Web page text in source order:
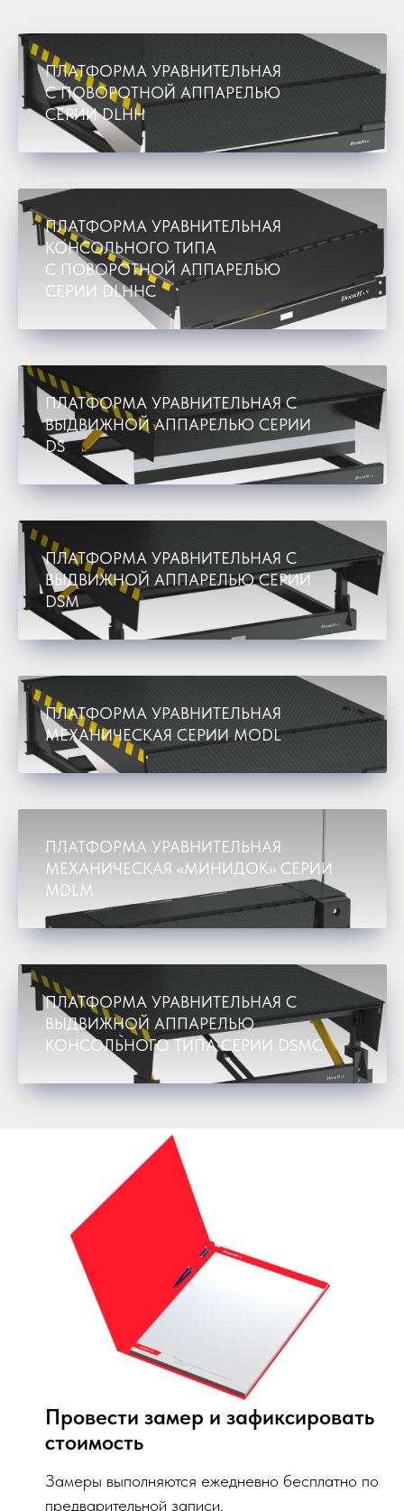
ПЛАТФОРМА УРАВНИТЕЛЬНАЯ
С ПОВОРОТНОЙ АППАРЕЛЬЮ
СЕРИИ DLHH
ПЛАТФОРМА УРАВНИТЕЛЬНАЯ
КОНСОЛЬНОГО ТИПА
С ПОВОРОТНОЙ АППАРЕЛЬЮ
СЕРИИ DLHHC
ПЛАТФОРМА УРАВНИТЕЛЬНАЯ С
ВЫДВИЖНОЙ АППАРЕЛЬЮ СЕРИИ
DS
ПЛАТФОРМА УРАВНИТЕЛЬНАЯ С
ВЫДВИЖНОЙ АППАРЕЛЬЮ СЕРИИ
DSM
ПЛАТФОРМА УРАВНИТЕЛЬНАЯ
МЕХАНИЧЕСКАЯ СЕРИИ MODL
ПЛАТФОРМА УРАВНИТЕЛЬНАЯ
МЕХАНИЧЕСКАЯ «МИНИДОК» СЕРИИ
MDLM
ПЛАТФОРМА УРАВНИТЕЛЬНАЯ С
ВЫДВИЖНОЙ АППАРЕЛЬЮ
КОНСОЛЬНОГО ТИПА СЕРИИ DSMC
Провести замер и зафиксировать
стоимость
Замеры выполняются ежедневно бесплатно по
предварительной записи.